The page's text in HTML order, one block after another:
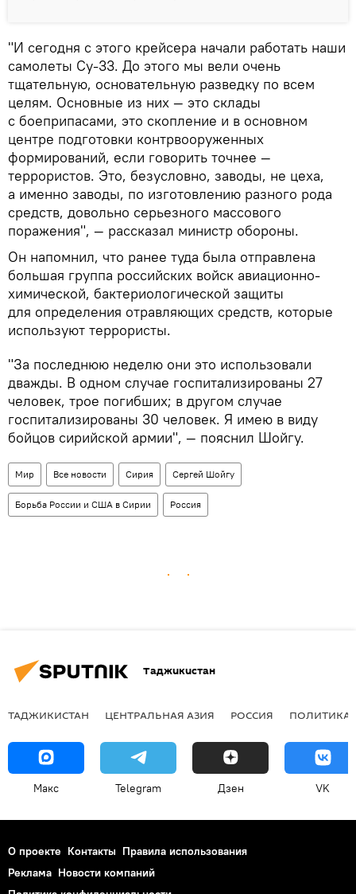
"И сегодня с этого крейсера начали работать наши
самолеты Су-33. До этого мы вели очень
тщательную, основательную разведку по всем
целям. Основные из них — это склады
с боеприпасами, это скопление и в основном
центре подготовки контрвооруженных
формирований, если говорить точнее —
террористов. Это, безусловно, заводы, не цеха,
а именно заводы, по изготовлению разного рода
средств, довольно серьезного массового
поражения", — рассказал министр обороны.
Он напомнил, что ранее туда была отправлена
большая группа российских войск авиационно-
химической, бактериологической защиты
для определения отравляющих средств, которые
используют террористы.
"За последнюю неделю они это использовали
дважды. В одном случае госпитализированы 27
человек, трое погибших; в другом случае
госпитализированы 30 человек. Я имею в виду
бойцов сирийской армии", — пояснил Шойгу.
Мир Все новости Сирия Сергей Шойгу
Борьба России и США в Сирии Россия
Таджикистан
ТАДЖИКИСТАН ЦЕНТРАЛЬНАЯ АЗИЯ РОССИЯ ПОЛИТИКА
Макс Telegram Дзен VK
О проекте Контакты Правила использования
Реклама Новости компаний